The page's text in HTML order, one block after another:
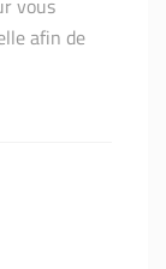
vous
afin de